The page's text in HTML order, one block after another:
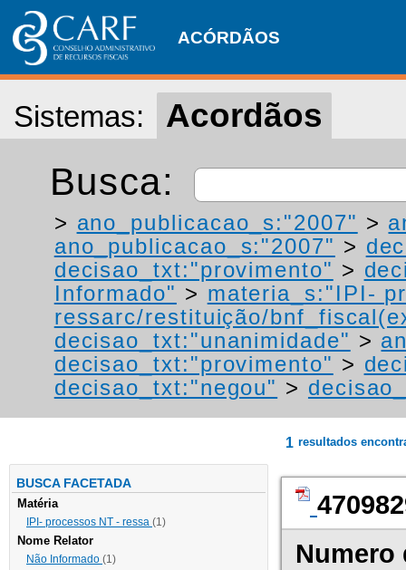
ACÓRDÃOS
Sistemas: Acordãos
Busca:
> ano_publicacao_s:"2007" >
ano_publicacao_s:"2007" >
decisao_txt:"provimento" >
Informado" > materia_s:"IPI-
ressarc/restituição/
decisao_txt:"unanimidade" >
decisao_txt:"provimento" >
decisao_txt:"negou" >
BUSCA FACETADA
Matéria
IPI- processos NT - ressa (1)
Nome Relator
Não Informado (1)
1 resultados
Numero